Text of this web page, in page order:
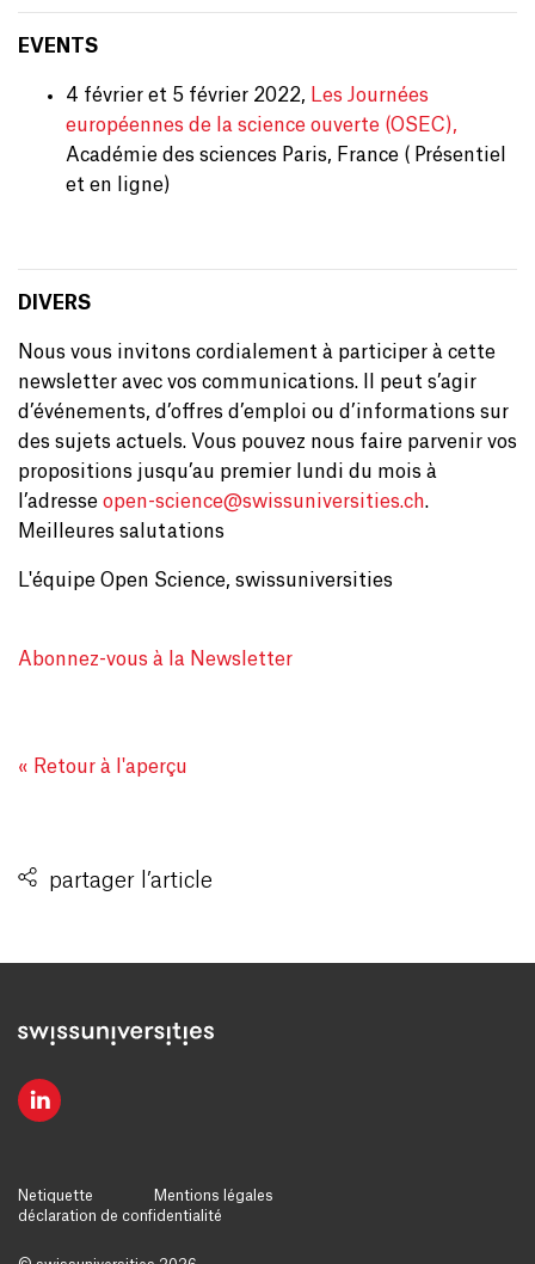
EVENTS
4 février et 5 février 2022, Les Journées
européennes de la science ouverte (OSEC),
Académie des sciences Paris, France ( Présentiel
et en ligne)
DIVERS
Nous vous invitons cordialement à participer à cette
newsletter avec vos communications. Il peut s’agir
d’événements, d’offres d’emploi ou d’informations sur
des sujets actuels. Vous pouvez nous faire parvenir vos
propositions jusqu’au premier lundi du mois à
l’adresse open-science@swissuniversities.ch.
Meilleures salutations
L'équipe Open Science, swissuniversities
Abonnez-vous à la Newsletter
« Retour à l'aperçu
partager l’article
Netiquette
Mentions légales
déclaration de confidentialité